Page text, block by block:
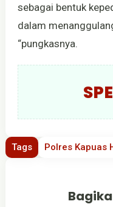
sebagai bentuk
dalam
“pungkasnya.
Tags Polres Kapuas